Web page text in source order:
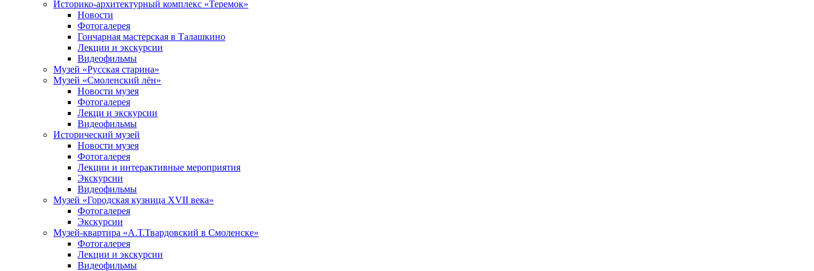
Историко-архитектурный комплекс «Теремок»
Новости
Фотогалерея
Гончарная мастерская в Талашкино
Лекции и экскурсии
Видеофильмы
Музей «Русская старина»
Музей «Смоленский лён»
Новости музея
Фотогалерея
Лекци и экскурсии
Видеофильмы
Исторический музей
Новости музея
Фотогалерея
Лекции и интерактивные мероприятия
Экскурсии
Видеофильмы
Музей «Городская кузница XVII века»
Фотогалерея
Экскурсии
Музей-квартира «А.Т.Твардовский в Смоленске»
Фотогалерея
Лекции и экскурсии
Видеофильмы